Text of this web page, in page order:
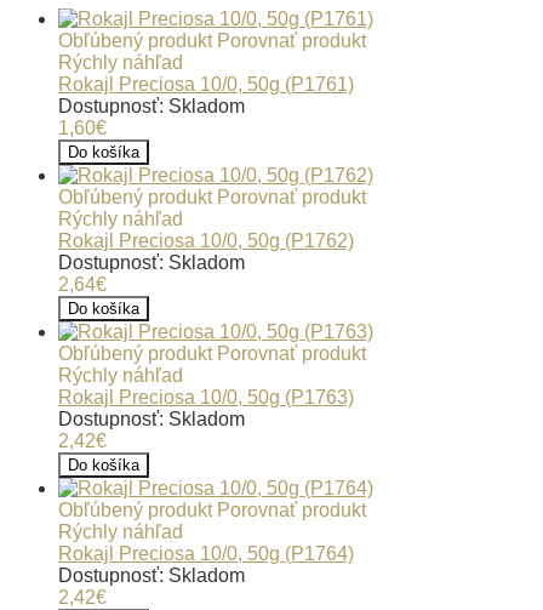
Obľúbený produkt Porovnať produkt
Rýchly náhľad
Rokajl Preciosa 10/0, 50g (P1761)
Dostupnosť: Skladom
1,60€
Do košíka
Obľúbený produkt Porovnať produkt
Rýchly náhľad
Rokajl Preciosa 10/0, 50g (P1762)
Dostupnosť: Skladom
2,64€
Do košíka
Obľúbený produkt Porovnať produkt
Rýchly náhľad
Rokajl Preciosa 10/0, 50g (P1763)
Dostupnosť: Skladom
2,42€
Do košíka
Obľúbený produkt Porovnať produkt
Rýchly náhľad
Rokajl Preciosa 10/0, 50g (P1764)
Dostupnosť: Skladom
2,42€